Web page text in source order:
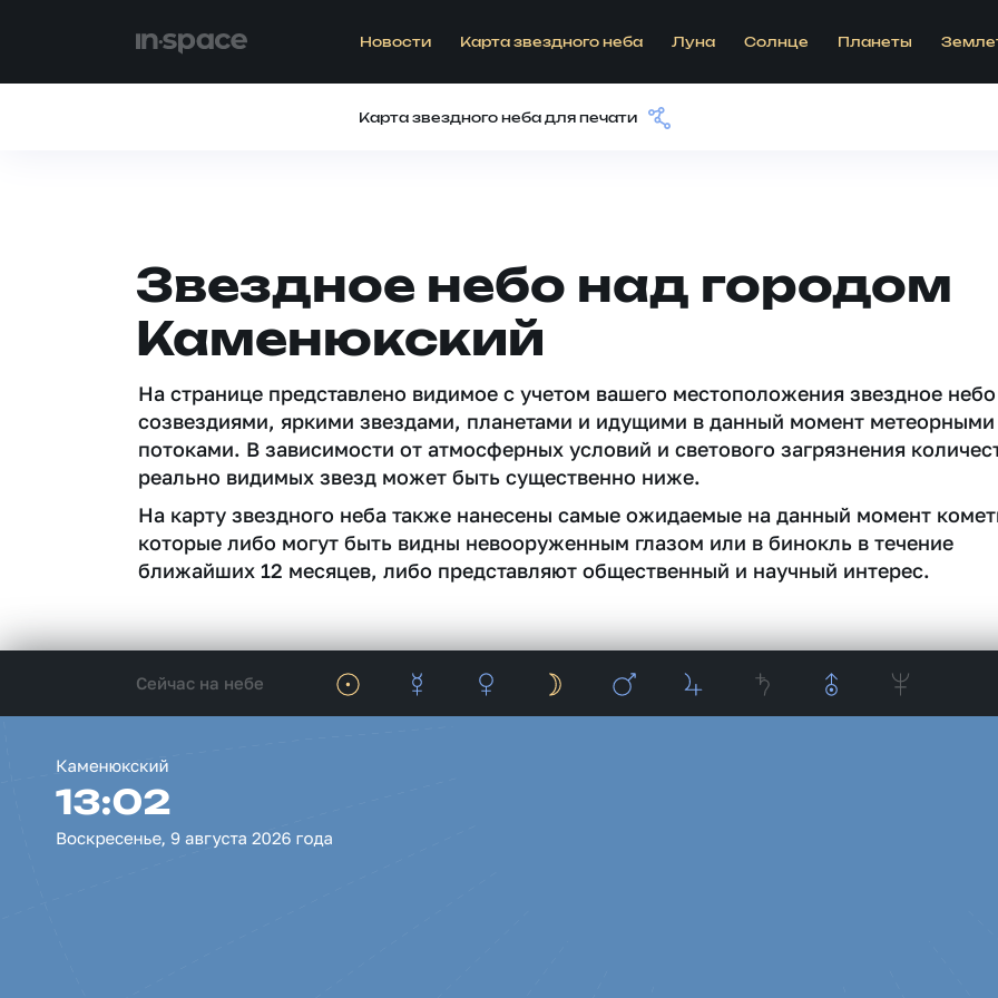
Новости Карта звездного неба Луна Солнце Планеты
Карта звездного неба для печати
Звездное небо над городом
Каменюкский
На странице представлено видимое c учетом вашего местоположения звездное
созвездиями, яркими звездами, планетами и идущими в данный момент метеорными
потоками. В зависимости от атмосферных условий и светового загрязнения
реально видимых звезд может быть существенно ниже.
На карту звездного неба также нанесены самые ожидаемые на данный момент
которые либо могут быть видны невооруженным глазом или в бинокль в течение
ближайших 12 месяцев, либо представляют общественный и научный интерес.
Сейчас на небе